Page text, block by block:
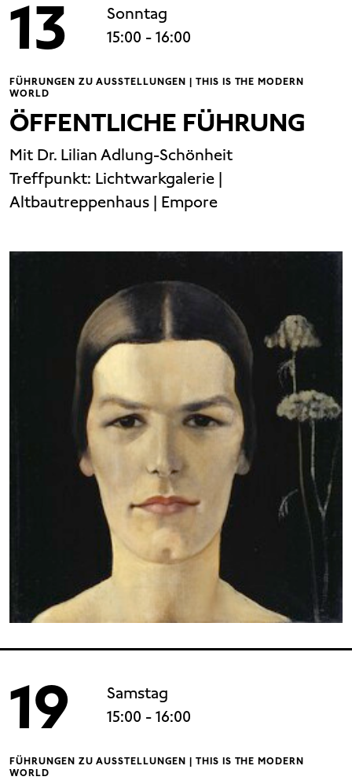
13
Sonntag
15:00 - 16:00
FÜHRUNGEN ZU AUSSTELLUNGEN | THIS IS THE MODERN
WORLD
ÖFFENTLICHE FÜHRUNG
Mit Dr. Lilian Adlung-Schönheit
Treffpunkt: Lichtwarkgalerie |
Altbautreppenhaus | Empore
19
Samstag
15:00 - 16:00
FÜHRUNGEN ZU AUSSTELLUNGEN | THIS IS THE MODERN
WORLD